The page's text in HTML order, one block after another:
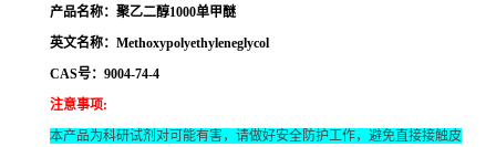
产品名称：聚乙二醇1000单甲醚
英文名称：Methoxypolyethyleneglycol
CAS号：9004-74-4
注意事项:
本产品为科研试剂对可能有害，请做好安全防护工作，避免直接接触皮